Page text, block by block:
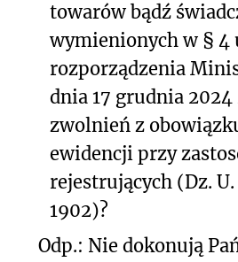
towarów bądź
wymienionych w § 4
rozporządzenia
dnia 17 grudnia
zwolnień z
ewidencji przy
rejestrujących (Dz.
1902)?
Odp.: Nie dokonują